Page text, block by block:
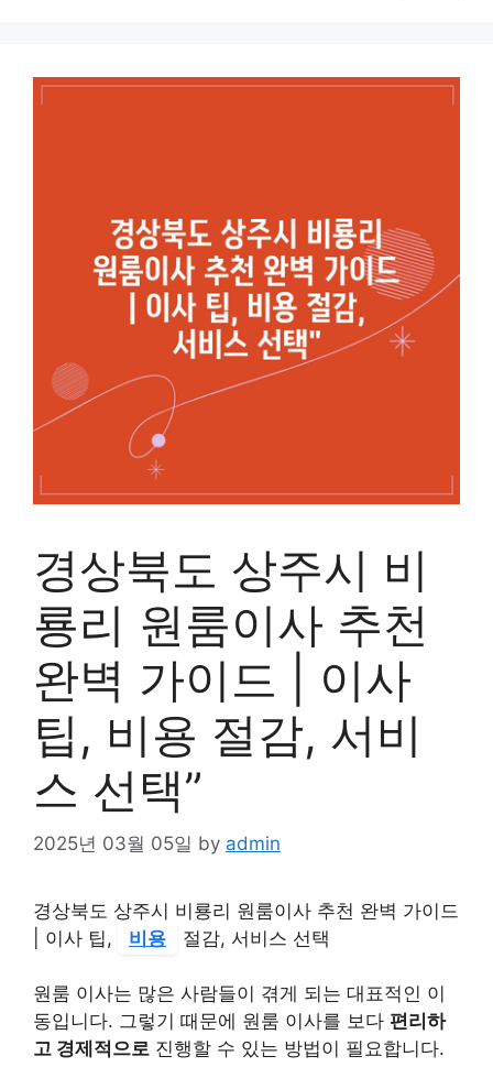
경상북도 상주시 비
룡리 원룸이사 추천
완벽 가이드 | 이사
팁, 비용 절감, 서비
스 선택”
2025년 03월 05일 by admin
경상북도 상주시 비룡리 원룸이사 추천 완벽 가이드
| 이사 팁,
비용 절감, 서비스 선택
원룸 이사는 많은 사람들이 겪게 되는 대표적인 이
동입니다. 그렇기 때문에 원룸 이사를 보다 편리하
고 경제적으로 진행할 수 있는 방법이 필요합니다.